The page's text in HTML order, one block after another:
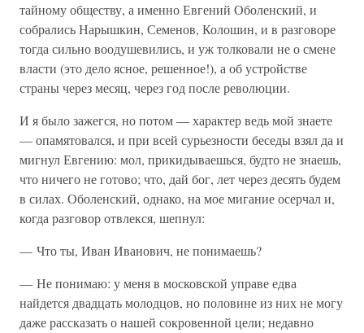
тайному обществу, а именно Евгений Оболенский, и
собрались Нарышкин, Семенов, Колошин, и в разговоре
тогда сильно воодушевились, и уж толковали не о смене
власти (это дело ясное, решенное!), а об устройстве
страны через месяц, через год после революции.
И я было зажегся, но потом — характер ведь мой знаете
— опамятовался, и при всей сурьезности беседы взял да и
мигнул Евгению: мол, прикидываешься, будто не знаешь,
что ничего не готово; что, дай бог, лет через десять будем
в силах. Оболенский, однако, на мое мигание осерчал и,
когда разговор отвлекся, шепнул:
— Что ты, Иван Иванович, не понимаешь?
— Не понимаю: у меня в московской управе едва
найдется двадцать молодцов, но половине из них не могу
даже рассказать о нашей сокровенной цели; недавно